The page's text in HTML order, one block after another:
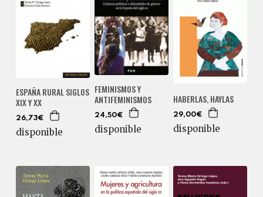
ESPAÑA RURAL SIGLOS
XIX Y XX
26,73€
disponible
FEMINISMOS Y
ANTIFEMINISMOS
24,50€
disponible
HABERLAS, HAYLAS
29,00€
disponible